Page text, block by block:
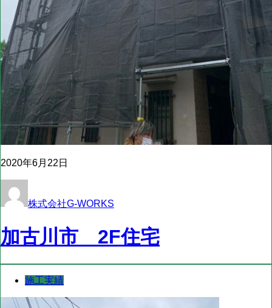
2020年6月22日
株式会社G-WORKS
加古川市 2F住宅
施工実績